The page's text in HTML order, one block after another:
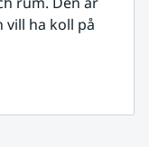
ha koll på